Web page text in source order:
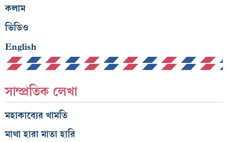
কলাম
ভিডিও
English
সাম্প্রতিক লেখা
মহাকাব্যের খামতি
মাথা হারা মাতা হারি